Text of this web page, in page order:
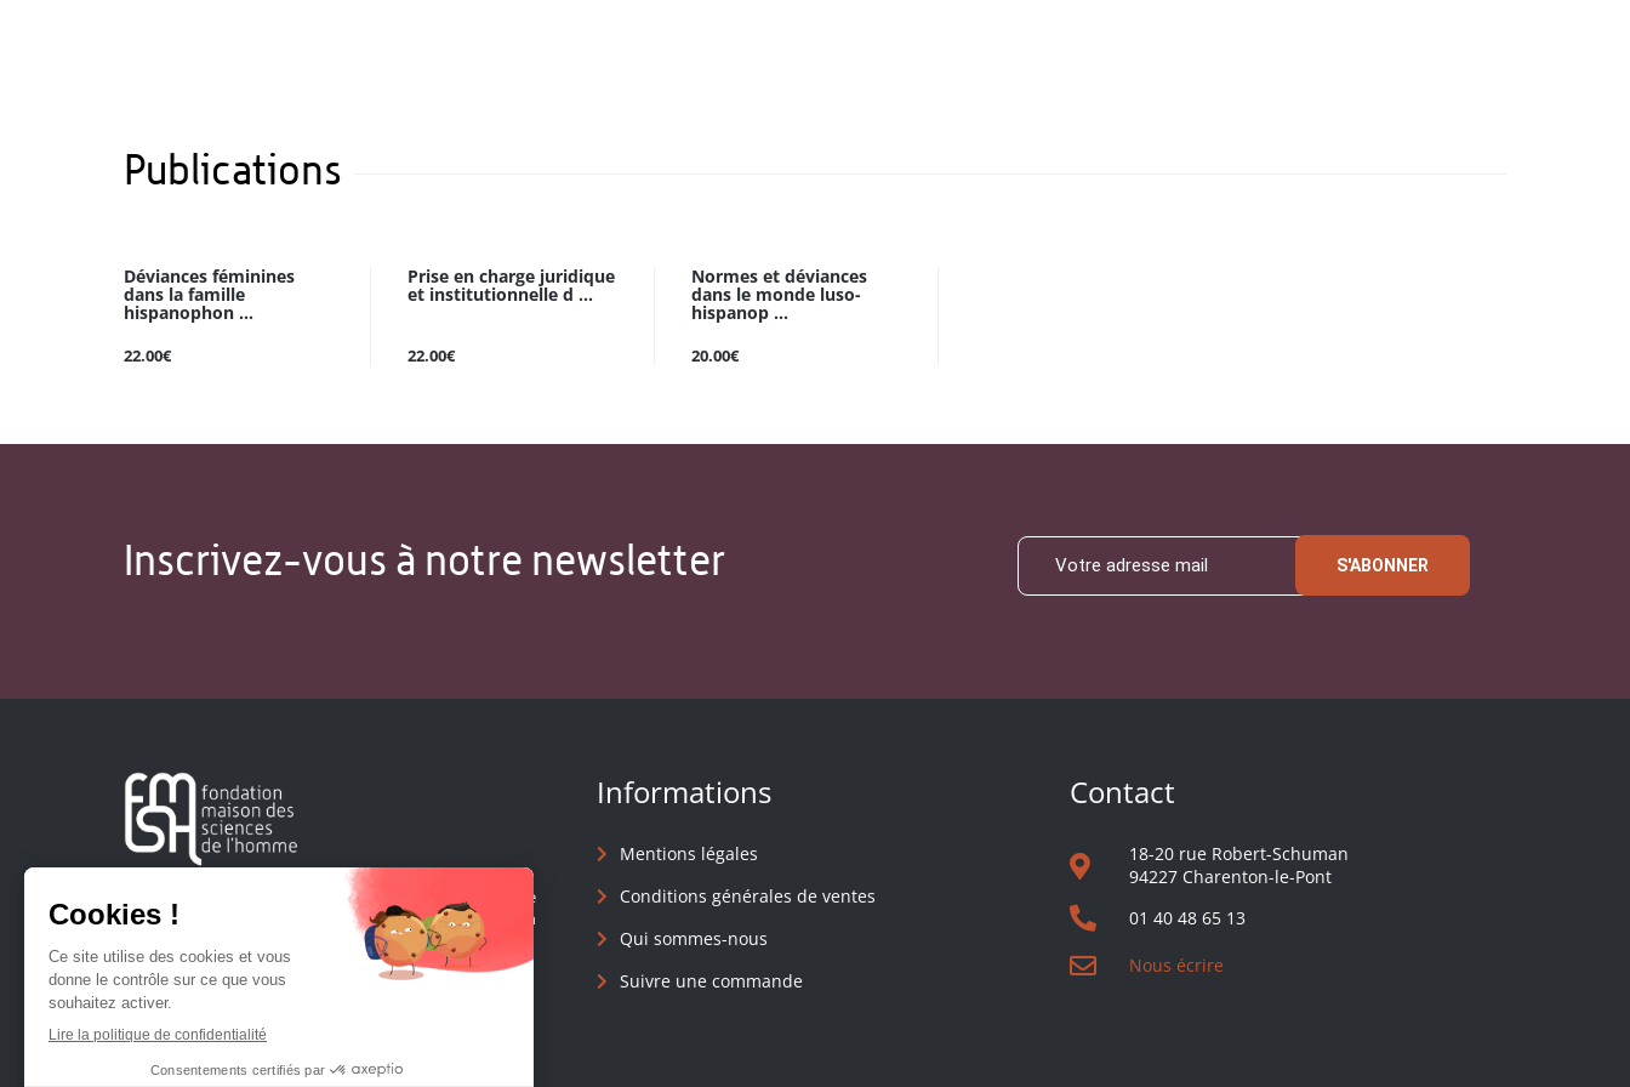
Publications
Déviances féminines
dans la famille
hispanophon ...
22.00€
Prise en charge juridique
et institutionnelle d ...
22.00€
Normes et déviances
dans le monde luso-
hispanop ...
20.00€
Inscrivez-vous à notre newsletter S'ABONNER
Créée en 1963, la Fondation Maison Sciences de l'Homme
soutient la recherche et la diffusion des connaissances en
Informations
Mentions légales
Conditions générales de ventes
Qui sommes-nous
Suivre une commande
Contact
18-20 rue Robert-Schuman
94227 Charenton-le-Pont
01 40 48 65 13
Nous écrire